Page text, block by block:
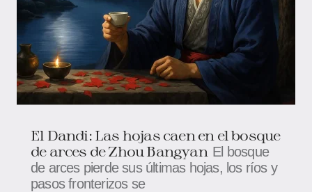
El Dandi: Las hojas caen en el bosque
de arces de Zhou Bangyan El bosque
de arces pierde sus últimas hojas, los ríos y
pasos fronterizos se